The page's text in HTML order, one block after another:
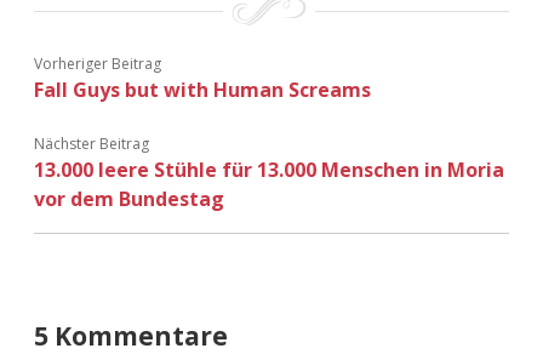
Vorheriger Beitrag
Fall Guys but with Human Screams
Nächster Beitrag
13.000 leere Stühle für 13.000 Menschen in Moria
vor dem Bundestag
5 Kommentare